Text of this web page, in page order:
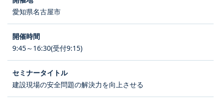
愛知県名古屋市
9:45～16:30(受付9:15)
建設現場の安全問題の解決力を向上させる